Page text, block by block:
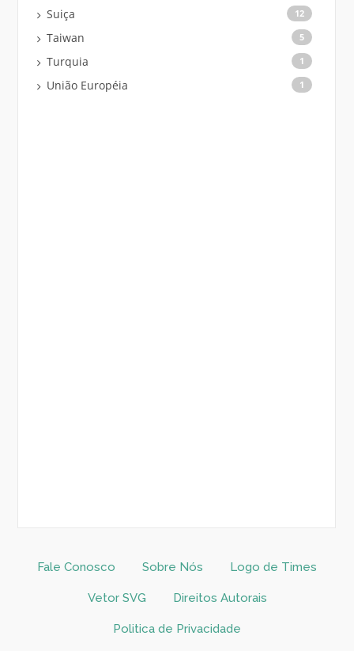
Suiça 12
Taiwan 5
Turquia 1
União Européia 1
Fale Conosco Sobre Nós Logo de Times
Vetor SVG Direitos Autorais
Politica de Privacidade